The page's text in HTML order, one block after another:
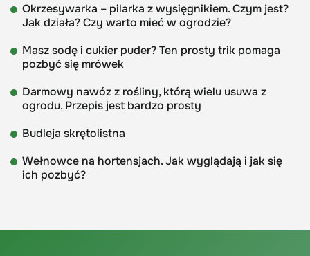
Okrzesywarka – pilarka z wysięgnikiem. Czym jest?
Jak działa? Czy warto mieć w ogrodzie?
Masz sodę i cukier puder? Ten prosty trik pomaga
pozbyć się mrówek
Darmowy nawóz z rośliny, którą wielu usuwa z
ogrodu. Przepis jest bardzo prosty
Budleja skrętolistna
Wełnowce na hortensjach. Jak wyglądają i jak się
ich pozbyć?